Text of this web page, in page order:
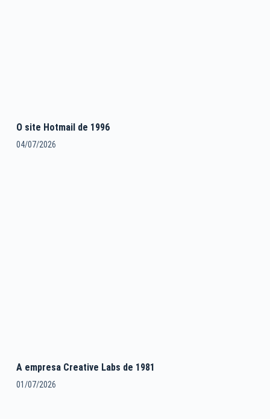
O site Hotmail de 1996
04/07/2026
A empresa Creative Labs de 1981
01/07/2026